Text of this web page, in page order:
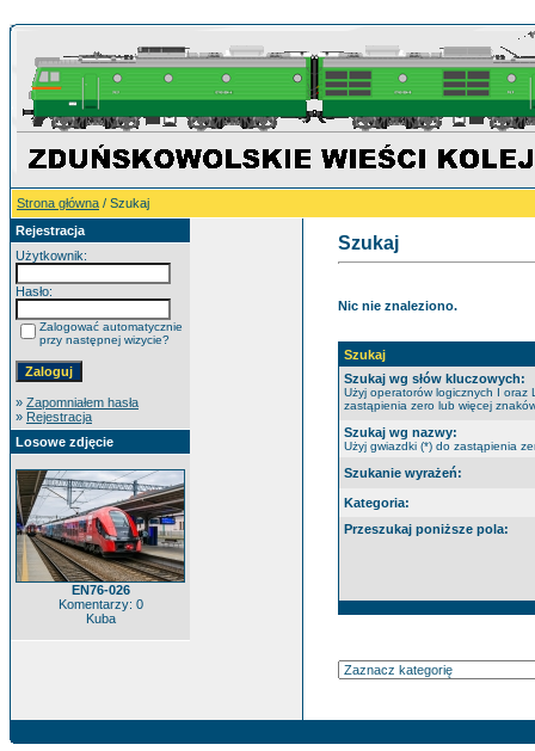
Strona główna / Szukaj
Rejestracja
Użytkownik:
Hasło:
Zalogować automatycznie
przy następnej wizycie?
» Zapomniałem hasła
» Rejestracja
Losowe zdjęcie
EN76-026
Komentarzy: 0
Kuba
Szukaj
Nic nie znaleziono.
Szukaj
Szukaj wg słów kluczowych:
Użyj operatorów logicznych I oraz
zastąpienia zero lub więcej
Szukaj wg nazwy:
Użyj gwiazdki (*) do zastąpienia
Szukanie wyrażeń:
Kategoria:
Przeszukaj poniższe pola: